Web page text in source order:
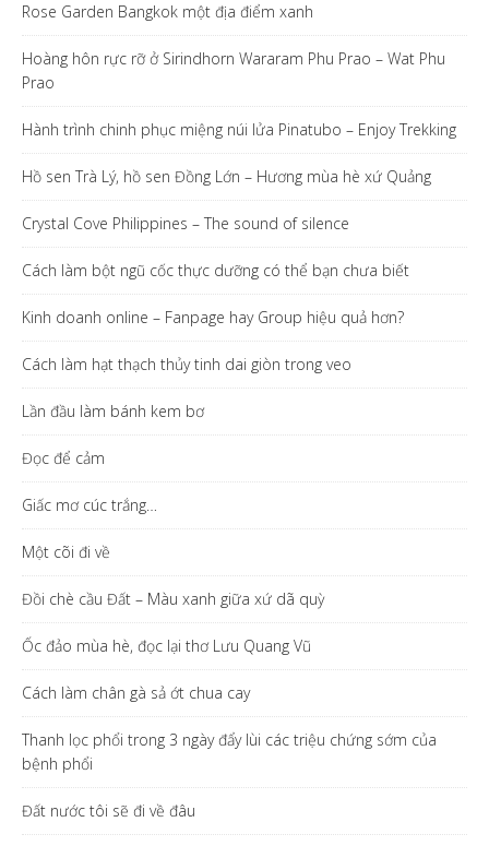
Rose Garden Bangkok một địa điểm xanh
Hoàng hôn rực rỡ ở Sirindhorn Wararam Phu Prao – Wat Phu
Prao
Hành trình chinh phục miệng núi lửa Pinatubo – Enjoy Trekking
Hồ sen Trà Lý, hồ sen Đồng Lớn – Hương mùa hè xứ Quảng
Crystal Cove Philippines – The sound of silence
Cách làm bột ngũ cốc thực dưỡng có thể bạn chưa biết
Kinh doanh online – Fanpage hay Group hiệu quả hơn?
Cách làm hạt thạch thủy tinh dai giòn trong veo
Lần đầu làm bánh kem bơ
Đọc để cảm
Giấc mơ cúc trắng…
Một cõi đi về
Đồi chè cầu Đất – Màu xanh giữa xứ dã quỳ
Ốc đảo mùa hè, đọc lại thơ Lưu Quang Vũ
Cách làm chân gà sả ớt chua cay
Thanh lọc phổi trong 3 ngày đẩy lùi các triệu chứng sớm của
bệnh phổi
Đất nước tôi sẽ đi về đâu